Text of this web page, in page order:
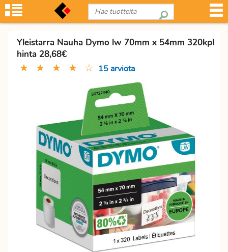
Yleistarra Nauha Dymo lw 70mm x 54mm 320kpl
hinta 28,68€
★ ★ ★ ★ ☆ 15 arviota